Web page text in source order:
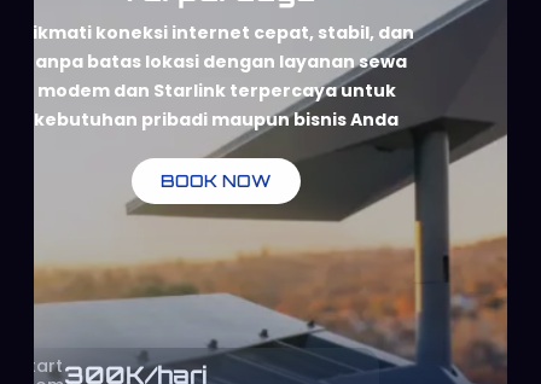
Nikmati koneksi internet cepat, stabil, dan
tanpa batas lokasi dengan layanan sewa
modem dan Starlink terpercaya untuk
kebutuhan pribadi maupun bisnis Anda
BOOK NOW
Start300K/hari